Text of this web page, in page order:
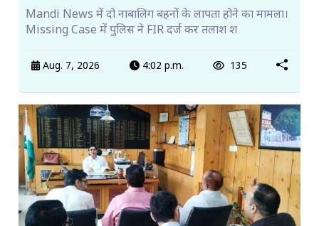
Mandi News में दो नाबालिग बहनों के लापता होने का मामला।
Missing Case में पुलिस ने FIR दर्ज कर तलाश श
Aug. 7, 2026 4:02 p.m. 135